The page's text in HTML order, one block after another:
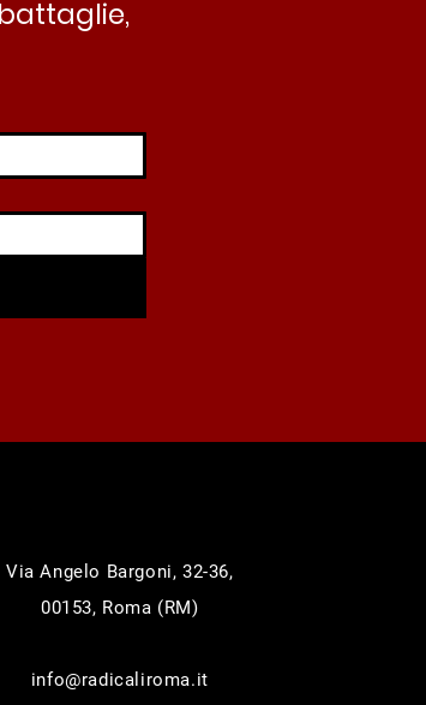
Via Angelo Bargoni, 32-36,
00153, Roma (RM)
info@radicaliroma.it